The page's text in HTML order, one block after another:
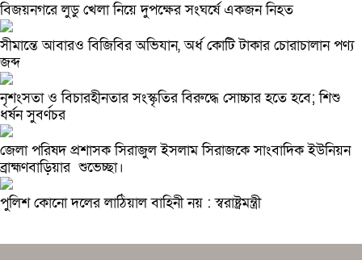
বিজয়নগরে লুডু খেলা নিয়ে দুপক্ষের সংঘর্ষে একজন নিহত
সীমান্তে আবারও বিজিবির অভিযান, অর্ধ কোটি টাকার চোরাচালান পণ্য
জব্দ
নৃশংসতা ও বিচারহীনতার সংস্কৃতির বিরুদ্ধে সোচ্চার হতে হবে; শিশু
ধর্ষন সুবর্ণচর
জেলা পরিষদ প্রশাসক সিরাজুল ইসলাম সিরাজকে সাংবাদিক ইউনিয়ন
ব্রাহ্মণবাড়িয়ার শুভেচ্ছা।
পুলিশ কোনো দলের লাঠিয়াল বাহিনী নয় : স্বরাষ্ট্রমন্ত্রী